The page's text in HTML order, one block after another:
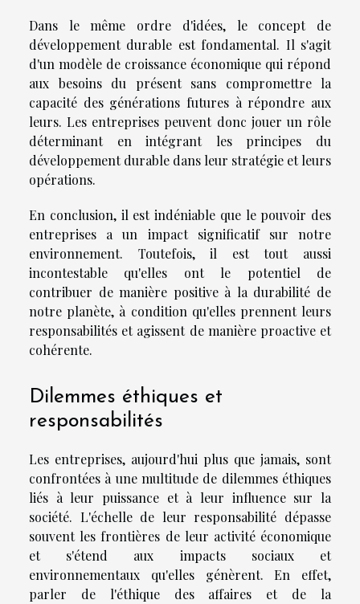
Dans le même ordre d'idées, le concept de
développement durable est fondamental. Il s'agit
d'un modèle de croissance économique qui répond
aux besoins du présent sans compromettre la
capacité des générations futures à répondre aux
leurs. Les entreprises peuvent donc jouer un rôle
déterminant en intégrant les principes du
développement durable dans leur stratégie et leurs
opérations.
En conclusion, il est indéniable que le pouvoir des
entreprises a un impact significatif sur notre
environnement. Toutefois, il est tout aussi
incontestable qu'elles ont le potentiel de
contribuer de manière positive à la durabilité de
notre planète, à condition qu'elles prennent leurs
responsabilités et agissent de manière proactive et
cohérente.
Dilemmes éthiques et
responsabilités
Les entreprises, aujourd'hui plus que jamais, sont
confrontées à une multitude de dilemmes éthiques
liés à leur puissance et à leur influence sur la
société. L'échelle de leur responsabilité dépasse
souvent les frontières de leur activité économique
et s'étend aux impacts sociaux et
environnementaux qu'elles génèrent. En effet,
parler de l'éthique des affaires et de la